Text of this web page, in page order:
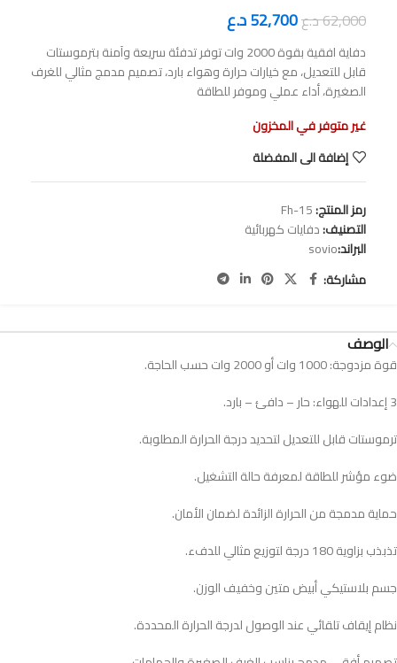
62,000د.ع52,700د.ع
دفاية افقية بقوة 2000 وات توفر تدفئة سريعة وآمنة بترموستات
قابل للتعديل، مع خيارات حرارة وهواء بارد، تصميم مدمج مثالي للغرف
الصغيرة، أداء عملي وموفر للطاقة
غير متوفر في المخزون
إضافة الى المفضلة
رمز المنتج:Fh-15
التصنيف:دفايات كهربائية
البراند:sovio
مشاركة:
الوصف
قوة مزدوجة: 1000 وات أو 2000 وات حسب الحاجة.
3 إعدادات للهواء: حار – دافئ – بارد.
ترموستات قابل للتعديل لتحديد درجة الحرارة المطلوبة.
ضوء مؤشر للطاقة لمعرفة حالة التشغيل.
حماية مدمجة من الحرارة الزائدة لضمان الأمان.
تذبذب بزاوية 180 درجة لتوزيع مثالي للدفء.
جسم بلاستيكي أبيض متين وخفيف الوزن.
نظام إيقاف تلقائي عند الوصول لدرجة الحرارة المحددة.